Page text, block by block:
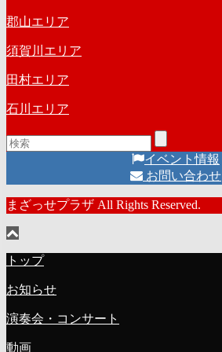
郡山エリア
須賀川エリア
田村エリア
石川エリア
イベント情報
お問い合わせ
まざっせプラザ All Rights Reserved.
トップ
お知らせ
演奏会・コンサート
動画